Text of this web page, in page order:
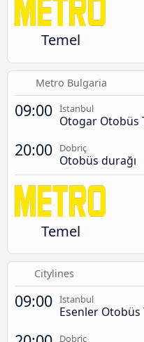
Temel
Metro Bulgaria
09:00 İstanbul
Otogar Otobüs
20:00 Dobriç
Otobüs durağı
Temel
Citylines
09:00 İstanbul
Esenler
Dobriç